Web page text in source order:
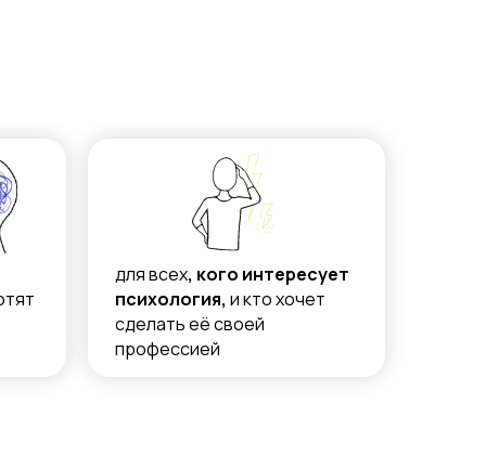
для всех, кого интересует
психология, и кто хочет
сделать её своей
профессией